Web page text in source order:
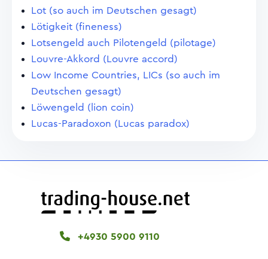
Lot (so auch im Deutschen gesagt)
Lötigkeit (fineness)
Lotsengeld auch Pilotengeld (pilotage)
Louvre-Akkord (Louvre accord)
Low Income Countries, LICs (so auch im
Deutschen gesagt)
Löwengeld (lion coin)
Lucas-Paradoxon (Lucas paradox)
+4930 5900 9110